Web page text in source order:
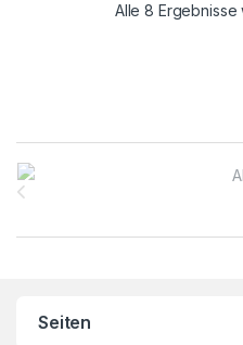
Alle 8
Brands Carousel
Seiten